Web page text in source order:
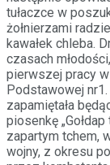
tułaczce w
żołnierzami
kawałek chleba.
czasach
pierwszej pracy
Podstawowej nr1.
zapamiętała
piosenkę
zapartym tchem,
wojny, z okresu